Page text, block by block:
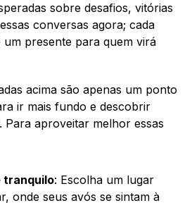
sobre desafios, vitórias
conversas agora; cada
um presente para quem virá
acima são apenas um ponto
ir mais fundo e descobrir
Para aproveitar melhor essas
tranquilo: Escolha um lugar
onde seus avós se sintam à